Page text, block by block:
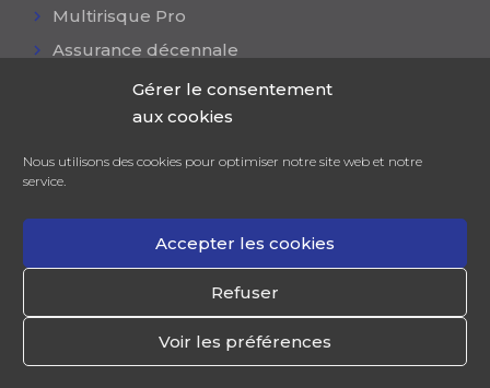
Gérer le consentement
aux cookies
Nous utilisons des cookies pour optimiser notre site web et notre
service.
Accepter les cookies
Refuser
Voir les préférences
Multirisque Pro
Assurance décennale
Responsabilité civile
Mutuelle collective
© Tous droits réservés |Mentions
légales|Contactez-nous|Politique des cookies|
Résilier votre contrat